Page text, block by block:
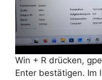
Win + R drücken,
Enter bestätigen. Im